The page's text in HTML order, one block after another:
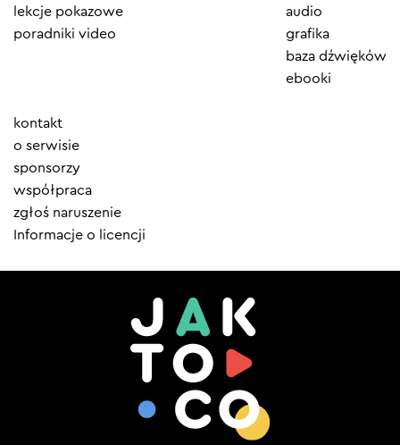
lekcje pokazowe
poradniki video
audio
grafika
baza dźwięków
ebooki
Element
menu
kontakt
o serwisie
sponsorzy
współpraca
zgłoś naruszenie
Informacje o licencji